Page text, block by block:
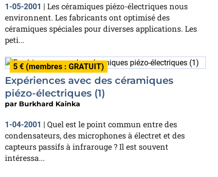
1-05-2001 | Les céramiques piézo-électriques nous
environnent. Les fabricants ont optimisé des
céramiques spéciales pour diverses applications. Les
peti...
5 € (membres : GRATUIT)
Expériences avec des céramiques
piézo-électriques (1)
par Burkhard Kainka
1-04-2001 | Quel est le point commun entre des
condensateurs, des microphones à électret et des
capteurs passifs à infrarouge ? Il est souvent
intéressa...